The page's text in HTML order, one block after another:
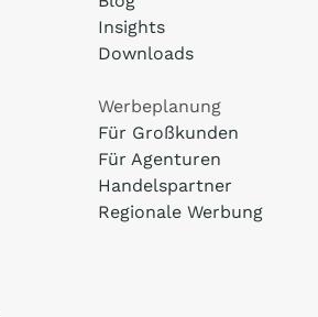
Insights
Downloads
Werbeplanung
Für Großkunden
Für Agenturen
Handelspartner
Regionale Werbung